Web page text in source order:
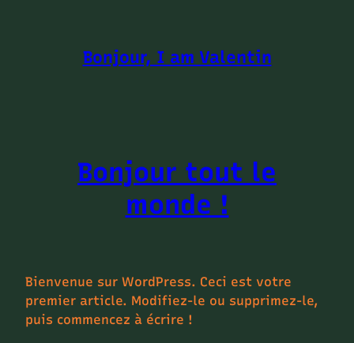
Bonjour, I am Valentin
Bonjour tout le
monde !
Bienvenue sur WordPress. Ceci est votre
premier article. Modifiez-le ou supprimez-le,
puis commencez à écrire !